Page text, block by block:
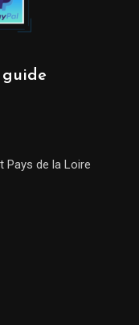
guide
Pays de la Loire